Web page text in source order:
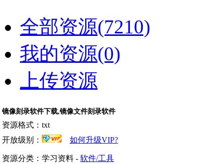
全部资源(7210)
我的资源(0)
上传资源
镜像刻录软件下载,镜像文件刻录软件
资源格式：txt
开放级别：
如何升级VIP?
资源分类：学习资料 - 软件/工具